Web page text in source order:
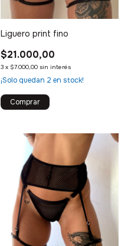
Liguero print fino
$21.000,00
3 x $7.000,00 sin interés
¡Solo quedan 2 en stock!